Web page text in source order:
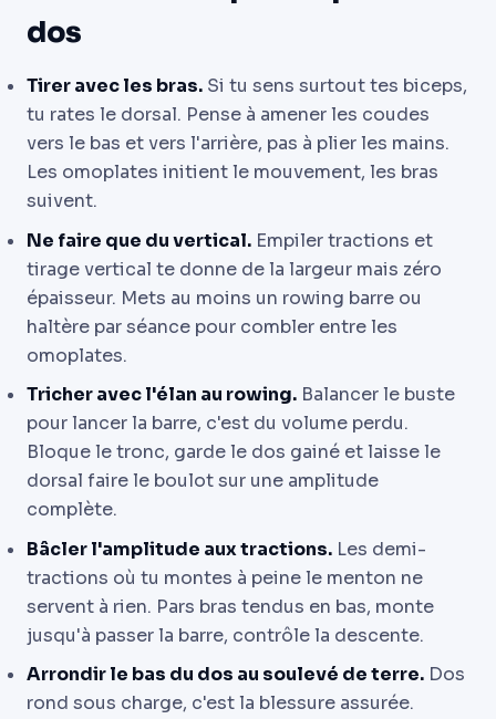
dos
Tirer avec les bras. Si tu sens surtout tes biceps,
tu rates le dorsal. Pense à amener les coudes
vers le bas et vers l'arrière, pas à plier les mains.
Les omoplates initient le mouvement, les bras
suivent.
Ne faire que du vertical. Empiler tractions et
tirage vertical te donne de la largeur mais zéro
épaisseur. Mets au moins un rowing barre ou
haltère par séance pour combler entre les
omoplates.
Tricher avec l'élan au rowing. Balancer le buste
pour lancer la barre, c'est du volume perdu.
Bloque le tronc, garde le dos gainé et laisse le
dorsal faire le boulot sur une amplitude
complète.
Bâcler l'amplitude aux tractions. Les demi-
tractions où tu montes à peine le menton ne
servent à rien. Pars bras tendus en bas, monte
jusqu'à passer la barre, contrôle la descente.
Arrondir le bas du dos au soulevé de terre. Dos
rond sous charge, c'est la blessure assurée.